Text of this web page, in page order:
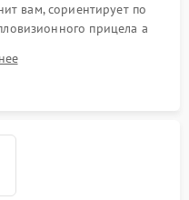
вам, сориентирует по
прицела а